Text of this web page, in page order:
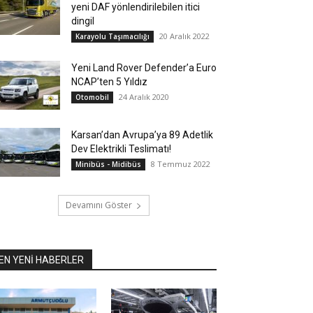
yeni DAF yönlendirilebilen itici
dingil
Karayolu Taşımacılığı 20 Aralık 2022
Yeni Land Rover Defender’a Euro
NCAP’ten 5 Yıldız
Otomobil 24 Aralık 2020
Karsan’dan Avrupa’ya 89 Adetlik
Dev Elektrikli Teslimatı!
Minibüs - Midibüs 8 Temmuz 2022
Devamını Göster
YENİ HABERLER